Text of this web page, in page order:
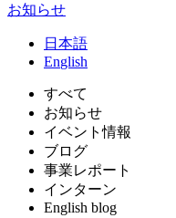
お知らせ
日 本語
English
すべて
お知らせ
イベント情報
ブログ
事業レポート
インターン
English blog